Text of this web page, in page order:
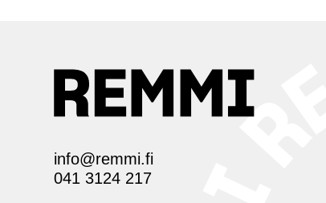
info@remmi.fi
041 3124 217